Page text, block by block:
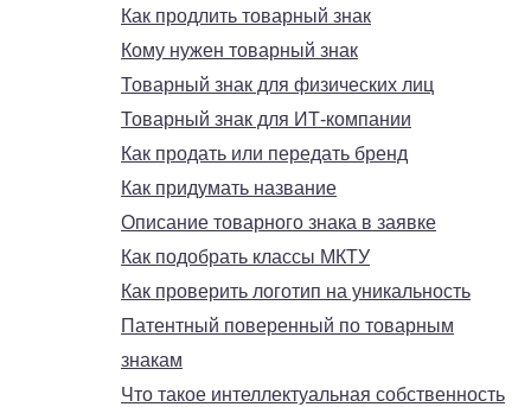
Как продлить товарный знак
Кому нужен товарный знак
Товарный знак для физических лиц
Товарный знак для ИТ-компании
Как продать или передать бренд
Как придумать название
Описание товарного знака в заявке
Как подобрать классы МКТУ
Как проверить логотип на уникальность
Патентный поверенный по товарным
знакам
Что такое интеллектуальная собственность